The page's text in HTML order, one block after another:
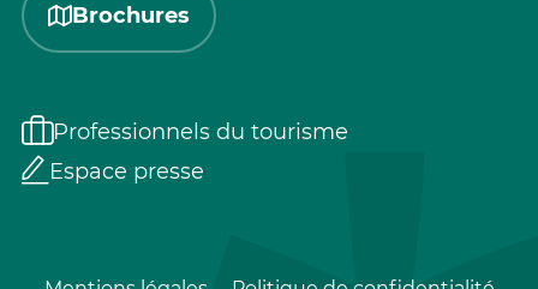
Brochures
Professionnels du tourisme
Espace presse